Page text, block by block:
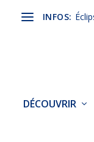
INFOS:
DÉCOUVRIR